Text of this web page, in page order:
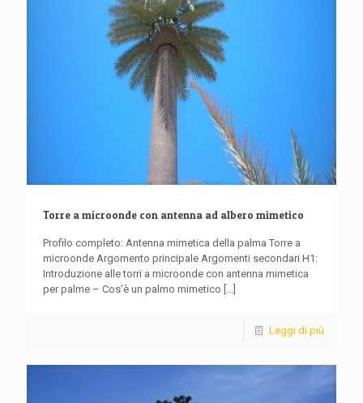
Torre a microonde con antenna ad albero mimetico
Profilo completo: Antenna mimetica della palma Torre a
microonde Argomento principale Argomenti secondari H1:
Introduzione alle torri a microonde con antenna mimetica
per palme – Cos'è un palmo mimetico [...]
Leggi di più